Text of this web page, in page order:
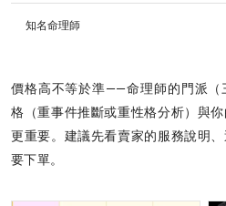
知名命理師
價格高不等於準——命理師的門派（
格（重事件推斷或重性格分析）與
更重要。建議先看賣家的服務說明
要下單。